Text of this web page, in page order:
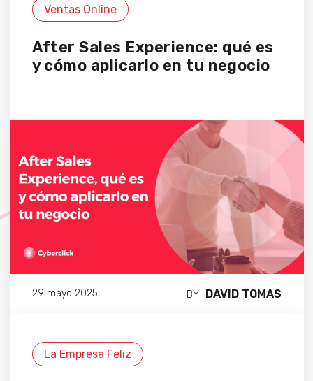
Ventas Online
After Sales Experience: qué es
y cómo aplicarlo en tu negocio
29 mayo 2025 BY DAVID TOMAS
La Empresa Feliz